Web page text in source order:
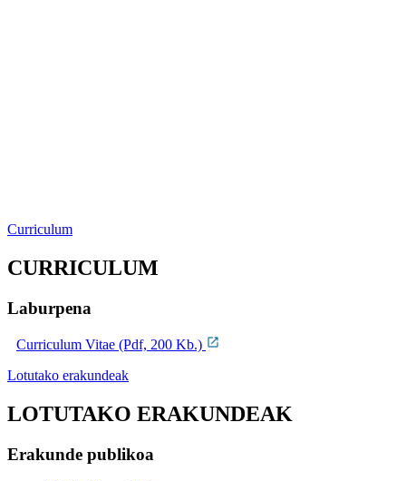
Curriculum
CURRICULUM
Laburpena
Curriculum Vitae (Pdf, 200 Kb.)
Lotutako erakundeak
LOTUTAKO ERAKUNDEAK
Erakunde publikoa